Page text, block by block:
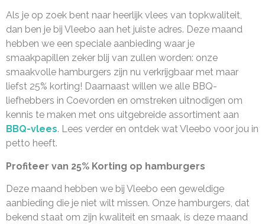
Als je op zoek bent naar heerlijk vlees van topkwaliteit,
dan ben je bij Vleebo aan het juiste adres. Deze maand
hebben we een speciale aanbieding waar je
smaakpapillen zeker blij van zullen worden: onze
smaakvolle hamburgers zijn nu verkrijgbaar met maar
liefst 25% korting! Daarnaast willen we alle BBQ-
liefhebbers in Coevorden en omstreken uitnodigen om
kennis te maken met ons uitgebreide assortiment aan
BBQ-vlees. Lees verder en ontdek wat Vleebo voor jou in
petto heeft.
Profiteer van 25% Korting op hamburgers
Deze maand hebben we bij Vleebo een geweldige
aanbieding die je niet wilt missen. Onze hamburgers, dat
bekend staat om zijn kwaliteit en smaak, is deze maand